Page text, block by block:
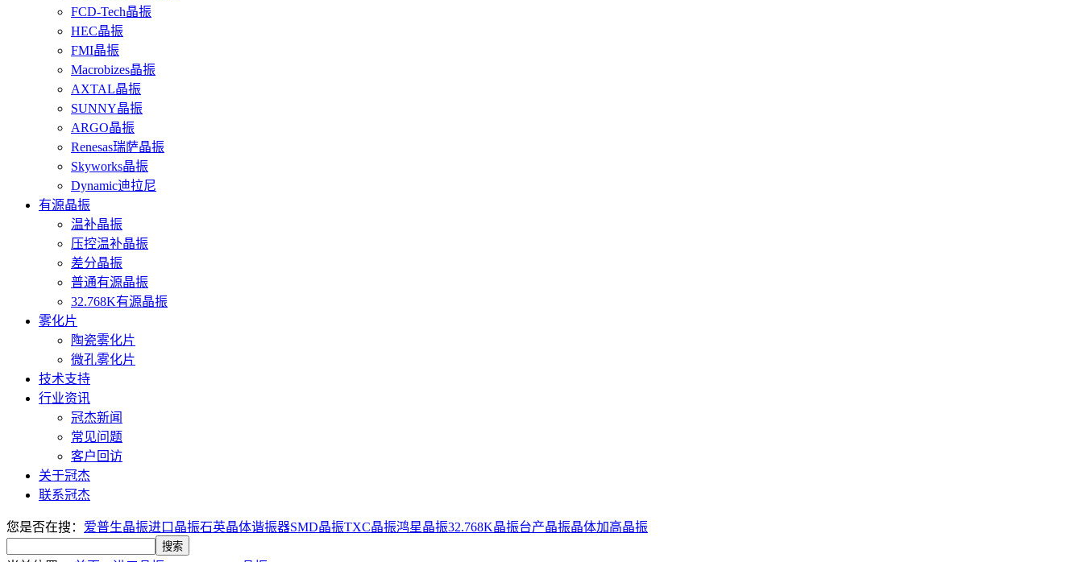
FCD-Tech晶振
HEC晶振
FMI晶振
Macrobizes晶振
AXTAL晶振
SUNNY晶振
ARGO晶振
Renesas瑞萨晶振
Skyworks晶振
Dynamic迪拉尼
有源晶振
温补晶振
压控温补晶振
差分晶振
普通有源晶振
32.768K有源晶振
雾化片
陶瓷雾化片
微孔雾化片
技术支持
行业资讯
冠杰新闻
常见问题
客户回访
关于冠杰
联系冠杰
您是否在搜： 爱普生晶振进口晶振石英晶体谐振器SMD晶振TXC晶振鸿星晶振32.768K晶振台产晶振晶体加高晶振